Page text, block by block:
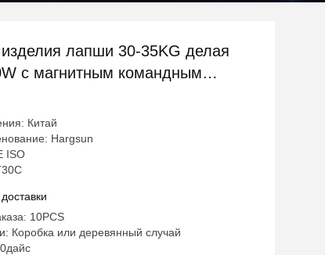
лапши 30-35KG делая
с магнитным командным
Китай
Hargsun
ISO
10PCS
Коробка или деревянный случай